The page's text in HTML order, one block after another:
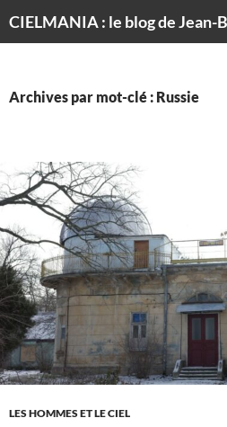
Archives par mot-clé : Russie
LES HOMMES ET LE CIEL